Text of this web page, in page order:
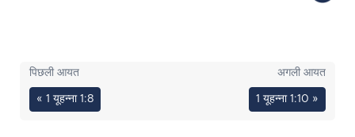
पिछली आयत
« 1 यूहन्ना 1:8
अगली आयत
1 यूहन्ना 1:10 »